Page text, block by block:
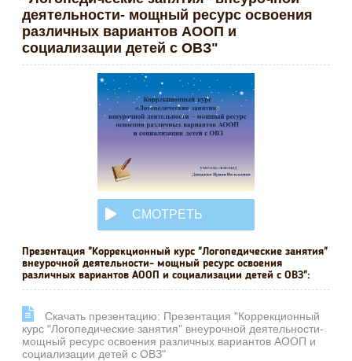
деятельности- мощный ресурс освоения
различных вариантов АООП и
социализации детей с ОВЗ"
СМОТРЕТЬ
Презентация "Коррекционный курс "Логопедические занятия"
внеурочной деятельности- мощный ресурс освоения
различных вариантов АООП и социализации детей с ОВЗ":
Cкачать презентацию: Презентация "Коррекционный
курс "Логопедические занятия" внеурочной деятельности-
мощный ресурс освоения различных вариантов АООП и
социализации детей с ОВЗ"